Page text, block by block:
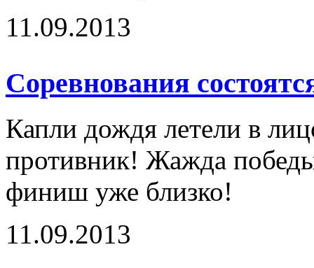
11.09.2013
Соревнования
Капли дождя летели в
противник! Жажда победы
финиш уже близко!
11.09.2013